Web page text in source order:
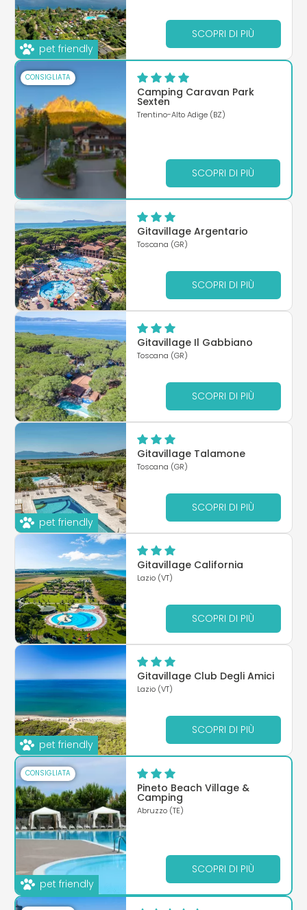
pet friendly
SCOPRI DI PIÙ
CONSIGLIATA
Camping Caravan Park
Sexten
Trentino-Alto Adige (BZ)
SCOPRI DI PIÙ
Gitavillage Argentario
Toscana (GR)
SCOPRI DI PIÙ
Gitavillage Il Gabbiano
Toscana (GR)
SCOPRI DI PIÙ
pet friendly
Gitavillage Talamone
Toscana (GR)
SCOPRI DI PIÙ
Gitavillage California
Lazio (VT)
SCOPRI DI PIÙ
pet friendly
Gitavillage Club Degli Amici
Lazio (VT)
SCOPRI DI PIÙ
CONSIGLIATA
pet friendly
Pineto Beach Village &
Camping
Abruzzo (TE)
SCOPRI DI PIÙ